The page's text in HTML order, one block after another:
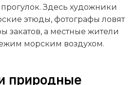
Здесь художники
этюды, фотографы ловят
закатов, а местные жители
морским воздухом.
природные